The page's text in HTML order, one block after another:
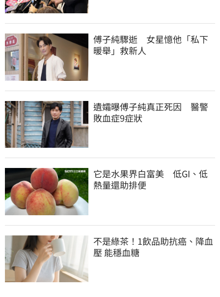
傅子純驟逝　女星憶他「私下
暖舉」救新人
遺孀曝傅子純真正死因　醫警
敗血症9症狀
它是水果界白富美　低GI、低
熱量還助排便
不是綠茶！1飲品助抗癌、降血
壓 能穩血糖